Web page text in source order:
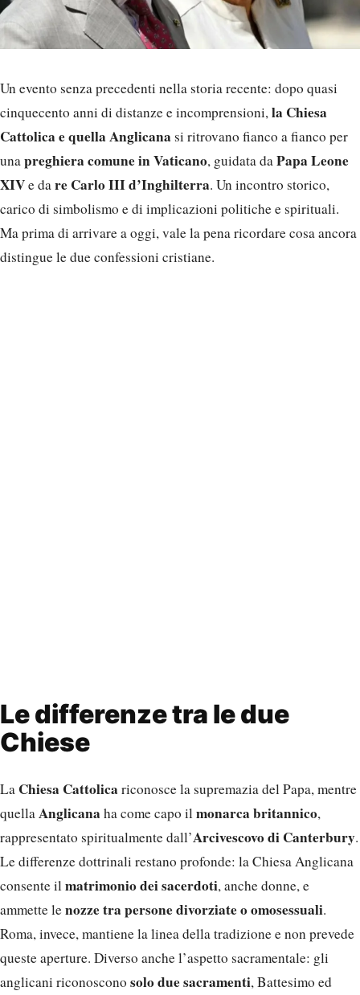
Un evento senza precedenti nella storia recente: dopo quasi
cinquecento anni di distanze e incomprensioni,la Chiesa
Cattolica e quella Anglicana si ritrovano fianco a fianco per
unapreghiera comune in Vaticano, guidata daPapa Leone
XIVe dare Carlo III d’Inghilterra. Un incontro storico,
carico di simbolismo e di implicazioni politiche e spirituali.
Ma prima di arrivare a oggi, vale la pena ricordare cosa ancora
distingue le due confessioni cristiane.
Le differenze tra le due
Chiese
La Chiesa Cattolica riconosce la supremazia del Papa, mentre
quellaAnglicana ha come capo ilmonarca britannico,
rappresentato spiritualmente dall’Arcivescovo di Canterbury.
Le differenze dottrinali restano profonde: la Chiesa Anglicana
consente ilmatrimonio dei sacerdoti, anche donne, e
ammette lenozze tra persone divorziate o omosessuali.
Roma, invece, mantiene la linea della tradizione e non prevede
queste aperture. Diverso anche l’aspetto sacramentale: gli
anglicani riconoscono solo due sacramenti, Battesimo ed